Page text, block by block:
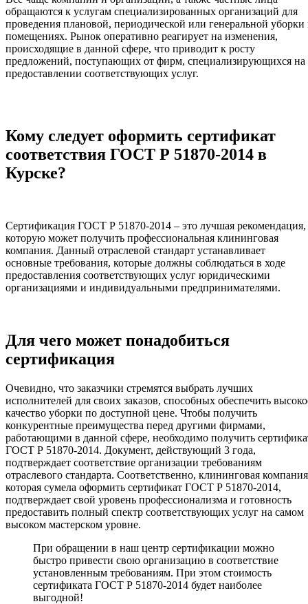
обращаются к услугам специализированных организаций для
проведения плановой, периодической или генеральной уборки
помещениях. Рынок оперативно реагирует на изменения,
происходящие в данной сфере, что приводит к росту
предложений, поступающих от фирм, специализирующихся на
предоставлении соответствующих услуг.
Кому следует оформить сертификат
соответствия ГОСТ Р 51870-2014 в
Курске?
Сертификация ГОСТ Р 51870-2014 – это лучшая рекомендация,
которую может получить профессиональная клининговая
компания. Данный отраслевой стандарт устанавливает
основные требования, которые должны соблюдаться в ходе
предоставления соответствующих услуг юридическими
организациями и индивидуальными предпринимателями.
Для чего может понадобиться
сертификация
Очевидно, что заказчики стремятся выбрать лучших
исполнителей для своих заказов, способных обеспечить
качество уборки по доступной цене. Чтобы получить
конкурентные преимущества перед другими фирмами,
работающими в данной сфере, необходимо получить
ГОСТ Р 51870-2014. Документ, действующий 3 года,
подтверждает соответствие организации требованиям
отраслевого стандарта. Соответственно, клининговая
которая сумела оформить сертификат ГОСТ Р 51870-2014,
подтверждает свой уровень профессионализма и готовность
предоставить полный спектр соответствующих услуг на самом
высоком мастерском уровне.
При обращении в наш центр сертификации можно
быстро привести свою организацию в соответствие
установленным требованиям. При этом стоимость
сертификата ГОСТ Р 51870-2014 будет наиболее
выгодной!